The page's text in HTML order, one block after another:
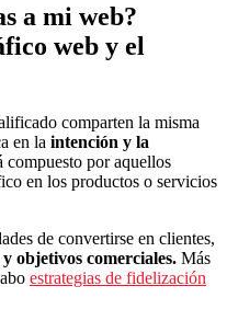
a mi web?
web y el
comparten la misma
en la intención y la
por aquellos
en los productos o servicios
de convertirse en clientes,
objetivos comerciales. Más
estrategias de fidelización